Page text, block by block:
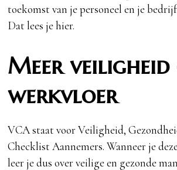
toekomst van je personeel en je
Dat lees je hier.
Meer veiligheid
werkvloer
VCA staat voor Veiligheid,
Checklist Aannemers. Wanneer je
leer je dus over veilige en gezonde